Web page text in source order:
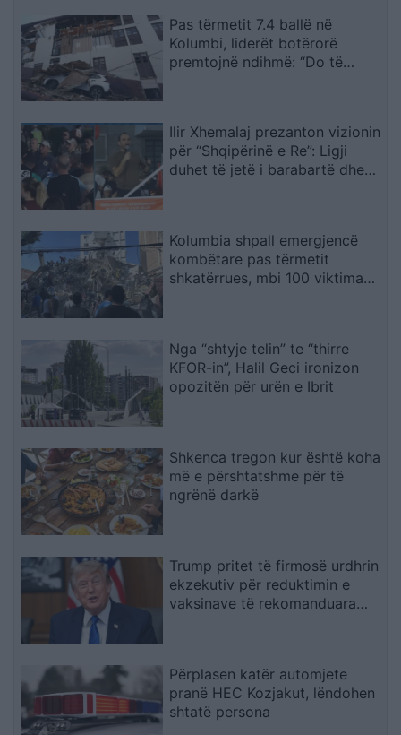
Pas tërmetit 7.4 ballë në
Kolumbi, liderët botërorë
premtojnë ndihmë: “Do të
Ilir Xhemalaj prezanton vizionin
për “Shqipërinë e Re”: Ligji
duhet të jetë i barabartë dhe
Kolumbia shpall emergjencë
kombëtare pas tërmetit
shkatërrues, mbi 100 viktima
Nga “shtyje telin” te “thirre
KFOR-in”, Halil Geci ironizon
opozitën për urën e Ibrit
Shkenca tregon kur është koha
më e përshtatshme për të
ngrënë darkë
Trump pritet të firmosë urdhrin
ekzekutiv për reduktimin e
vaksinave të rekomanduara
Përplasen katër automjete
pranë HEC Kozjakut, lëndohen
shtatë persona